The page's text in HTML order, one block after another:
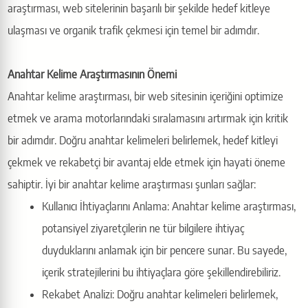
araştırması, web sitelerinin başarılı bir şekilde hedef kitleye
ulaşması ve organik trafik çekmesi için temel bir adımdır.
Anahtar Kelime Araştırmasının Önemi
Anahtar kelime araştırması, bir web sitesinin içeriğini optimize
etmek ve arama motorlarındaki sıralamasını artırmak için kritik
bir adımdır. Doğru anahtar kelimeleri belirlemek, hedef kitleyi
çekmek ve rekabetçi bir avantaj elde etmek için hayati öneme
sahiptir. İyi bir anahtar kelime araştırması şunları sağlar:
Kullanıcı İhtiyaçlarını Anlama: Anahtar kelime araştırması,
potansiyel ziyaretçilerin ne tür bilgilere ihtiyaç
duyduklarını anlamak için bir pencere sunar. Bu sayede,
içerik stratejilerini bu ihtiyaçlara göre şekillendirebiliriz.
Rekabet Analizi: Doğru anahtar kelimeleri belirlemek,